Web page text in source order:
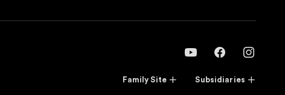
Family Site Subsidiaries